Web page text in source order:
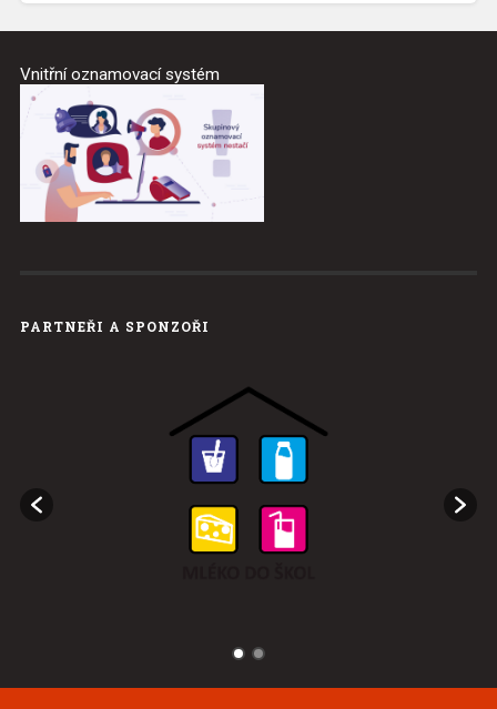
Vnitřní oznamovací systém
PARTNEŘI A SPONZOŘI